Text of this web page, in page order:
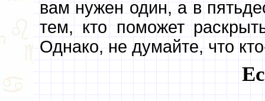
вам нужен один, а в
тем, кто поможет
Однако, не думайте, что